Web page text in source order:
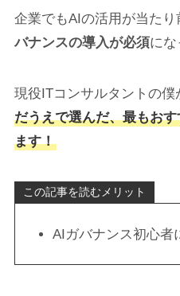
企業でもAIの活用が当た
バナンスの導入が必須にな
現役ITコンサルタントの僕
だうえで選んだ、最もお
ます！
この記事を読むメリット
AIガバナンス初心者